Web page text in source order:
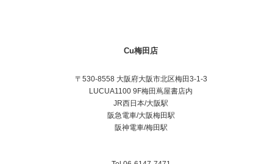
Cu梅田店
〒530-8558 大阪府大阪市北区梅田3-1-3
LUCUA1100 9F梅田蔦屋書店内
JR西日本/大阪駅
阪急電車/大阪梅田駅
阪神電車/梅田駅